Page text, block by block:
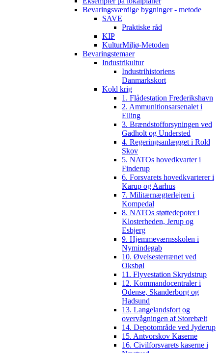
Bevaringsværdige bygninger - metode
SAVE
Praktiske råd
KIP
KulturMiljø-Metoden
Bevaringstemaer
Industrikultur
Industrihistoriens
Danmarkskort
Kold krig
1. Flådestation Frederikshavn
2. Ammunitionsarsenalet i
Elling
3. Brændstofforsyningen ved
Gadholt og Understed
4. Regeringsanlægget i Rold
Skov
5. NATOs hovedkvarter i
Finderup
6. Forsvarets hovedkvarterer i
Karup og Aarhus
7. Militærnægterlejren i
Kompedal
8. NATOs støttedepoter i
Klosterheden, Jerup og
Esbjerg
9. Hjemmeværnsskolen i
Nymindegab
10. Øvelsesterrænet ved
Oksbøl
11. Flyvestation Skrydstrup
12. Kommandocentraler i
Odense, Skanderborg og
Hadsund
13. Langelandsfort og
overvågningen af Storebælt
14. Depotområde ved Jyderup
15. Antvorskov Kaserne
16. Civilforsvarets kaserne i